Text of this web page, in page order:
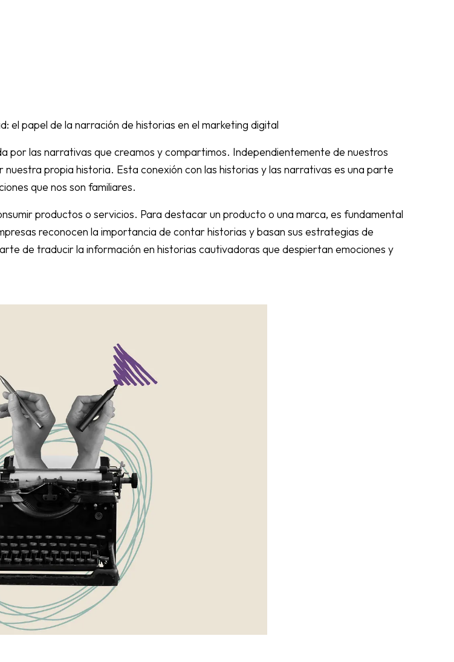
el papel de la narración de historias en el marketing digital
por las narrativas que creamos y compartimos. Independientemente de nuestros
propia historia. Esta conexión con las historias y las narrativas es una parte
que nos son familiares.
productos o servicios. Para destacar un producto o una marca, es fundamental
reconocen la importancia de contar historias y basan sus estrategias de
de traducir la información en historias cautivadoras que despiertan emociones y